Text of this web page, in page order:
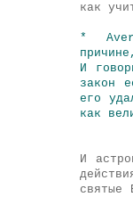
как
*
И
закон
его
как
И
святые